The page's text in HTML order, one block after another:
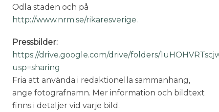
Odla staden och på
http://www.nrm.se/rikaresverige.
Pressbilder:
https://drive.google.com/drive/folders/
usp=sharing
Fria att använda i redaktionella sammanhang,
ange fotografnamn. Mer information och bildtext
finns i detaljer vid varje bild.